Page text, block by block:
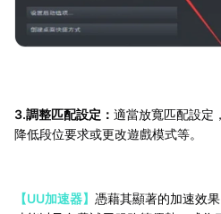
3.調整匹配設定： 適當放寬匹配設定
降低段位要求或更改遊戲模式等。
【UU加速器】 憑藉其顯著的加速效